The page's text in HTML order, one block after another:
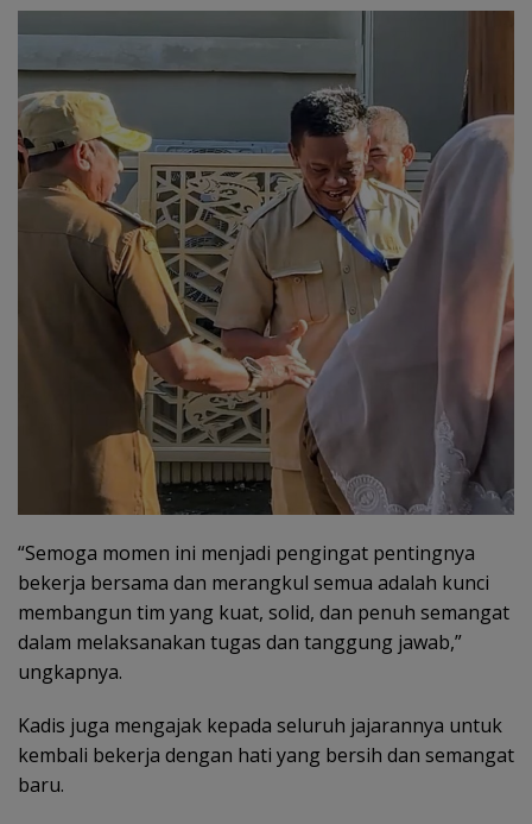
“Semoga momen ini menjadi pengingat pentingnya
bekerja bersama dan merangkul semua adalah kunci
membangun tim yang kuat, solid, dan penuh semangat
dalam melaksanakan tugas dan tanggung jawab,”
ungkapnya.
Kadis juga mengajak kepada seluruh jajarannya untuk
kembali bekerja dengan hati yang bersih dan semangat
baru.